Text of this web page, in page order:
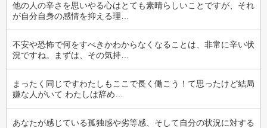
他の人の辛さを思いやる心はとても素晴らしいことですが、それ
が自分自身の感情を抑える理…
不安や恐怖で何をすべきかわからなくなることは、非常に辛い状
況ですね。まずは、その気持…
まったく同じですわたしもここで長く働こう！て思ったけど結局
嫌な人がいて わたしは辞め…
あなたが感じている孤独感や劣等感、そして自分の状況に対する